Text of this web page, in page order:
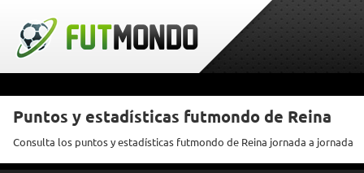
Puntos y estadísticas futmondo de Reina
Consulta los puntos y estadísticas futmondo de Reina jornada a jornada